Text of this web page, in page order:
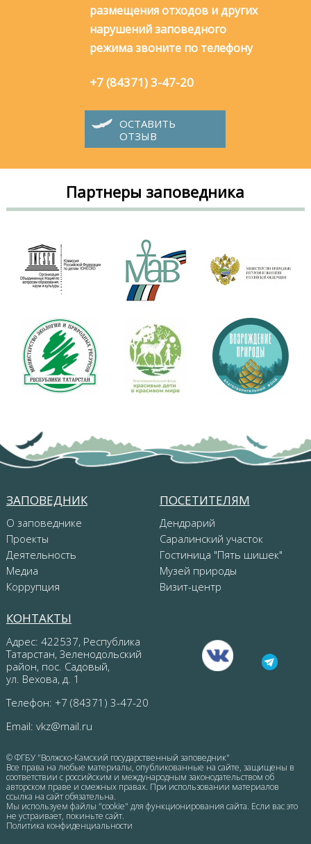
размещения отходов и других
нарушений заповедного
режима звоните по телефону
+7 (84371) 3-47-20
ОСТАВИТЬ
ОТЗЫВ
Партнеры заповедника
ЗАПОВЕДНИК
О заповеднике
Проекты
Деятельность
Медиа
Коррупция
ПОСЕТИТЕЛЯМ
Дендрарий
Саралинский участок
Гостиница "Пять шишек"
Музей природы
Визит-центр
КОНТАКТЫ
Адрес: 422537, Республика
Татарстан, Зеленодольский
район, пос. Садовый,
ул. Вехова, д. 1
Телефон: +7 (84371) 3-47-20
Email: vkz@mail.ru
© ФГБУ "Волжско-Камский государственный заповедник"
Все права на любые материалы, опубликованные на сайте, защищены в
соответствии с российским и международным законодательством об
авторском праве и смежных правах. При использовании материалов
ссылка на сайт обязательна.
Мы используем файлы "cookie" для функционирования сайта. Если вас это
не устраивает, покиньте сайт.
Политика конфиденциальности